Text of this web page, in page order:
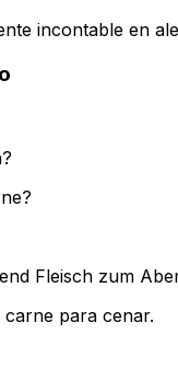
incontable en
Fleisch zum
para cenar.